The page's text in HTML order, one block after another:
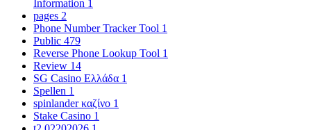
Information 1
pages 2
Phone Number Tracker Tool 1
Public 479
Reverse Phone Lookup Tool 1
Review 14
SG Casino Ελλάδα 1
Spellen 1
spinlander καζίνο 1
Stake Casino 1